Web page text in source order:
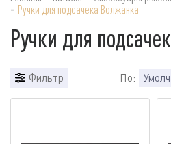
- Ручки для подсачека Волжанка
Ручки для
Фильтр По: